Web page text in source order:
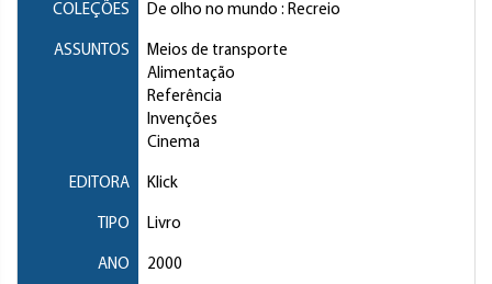
COLEÇÕES De olho no mundo : Recreio
ASSUNTOS
Meios de transporte
Alimentação
Referência
Invenções
Cinema
EDITORA Klick
TIPO Livro
ANO 2000